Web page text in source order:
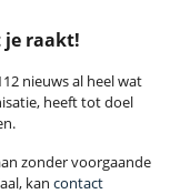
je raakt!
nieuws al heel wat
heeft tot doel
zonder voorgaande
kan contact